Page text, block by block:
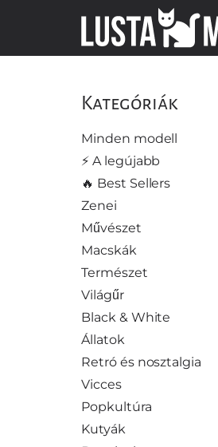
Kategóriák
Minden modell
⚡️ A legújabb
🔥 Best Sellers
Zenei
Művészet
Macskák
Természet
Világűr
Black & White
Állatok
Retró és nosztalgia
Vicces
Popkultúra
Kutyák